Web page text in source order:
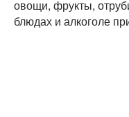
овощи, фрукты,
блюдах и алкоголе